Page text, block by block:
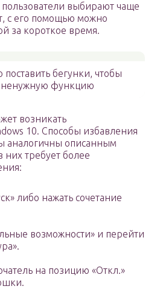
выбирают чаще
с его помощью можно
за короткое время.
бегунки, чтобы
ненужную функцию
возникать
10. Способы избавления
аналогичны описанным
требует более
либо нажать сочетание
возможности» и перейти
на позицию «Откл.»